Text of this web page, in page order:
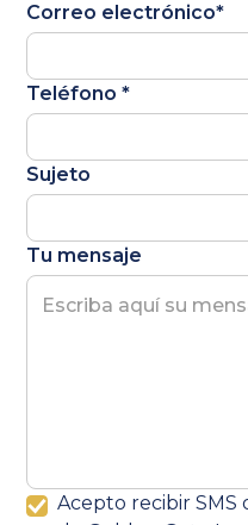
Correo electrónico*
Teléfono *
Sujeto
Tu mensaje
Acepto recibir SMS